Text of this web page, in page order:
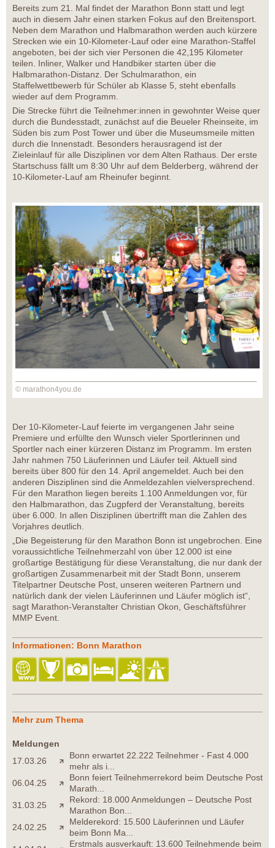
Bereits zum 21. Mal findet der Marathon Bonn statt und legt
auch in diesem Jahr einen starken Fokus auf den Breitensport.
Neben dem Marathon und Halbmarathon werden auch kürzere
Strecken wie ein 10-Kilometer-Lauf oder eine Marathon-Staffel
angeboten, bei der sich vier Personen die 42,195 Kilometer
teilen. Inliner, Walker und Handbiker starten über die
Halbmarathon-Distanz. Der Schulmarathon, ein
Staffelwettbewerb für Schüler ab Klasse 5, steht ebenfalls
wieder auf dem Programm.
Die Strecke führt die Teilnehmer:innen in gewohnter Weise quer
durch die Bundesstadt, zunächst auf die Beueler Rheinseite, im
Süden bis zum Post Tower und über die Museumsmeile mitten
durch die Innenstadt. Besonders herausragend ist der
Zieleinlauf für alle Disziplinen vor dem Alten Rathaus. Der erste
Startschuss fällt um 8:30 Uhr auf dem Belderberg, während der
10-Kilometer-Lauf am Rheinufer beginnt.
© marathon4you.de
Der 10-Kilometer-Lauf feierte im vergangenen Jahr seine
Premiere und erfüllte den Wunsch vieler Sportlerinnen und
Sportler nach einer kürzeren Distanz im Programm. Im ersten
Jahr nahmen 750 Läuferinnen und Läufer teil. Aktuell sind
bereits über 800 für den 14. April angemeldet. Auch bei den
anderen Disziplinen sind die Anmeldezahlen vielversprechend.
Für den Marathon liegen bereits 1.100 Anmeldungen vor, für
den Halbmarathon, das Zugpferd der Veranstaltung, bereits
über 6.000. In allen Disziplinen übertrifft man die Zahlen des
Vorjahres deutlich.
„Die Begeisterung für den Marathon Bonn ist ungebrochen. Eine
voraussichtliche Teilnehmerzahl von über 12.000 ist eine
großartige Bestätigung für diese Veranstaltung, die nur dank der
großartigen Zusammenarbeit mit der Stadt Bonn, unserem
Titelpartner Deutsche Post, unseren weiteren Partnern und
natürlich dank der vielen Läuferinnen und Läufer möglich ist“,
sagt Marathon-Veranstalter Christian Okon, Geschäftsführer
MMP Event.
Informationen: Bonn Marathon
Mehr zum Thema
Meldungen
17.03.26
Bonn erwartet 22.222 Teilnehmer - Fast 4.000
mehr als i...
06.04.25
Bonn feiert Teilnehmerrekord beim Deutsche Post
Marath...
31.03.25
Rekord: 18.000 Anmeldungen – Deutsche Post
Marathon Bon...
24.02.25
Melderekord: 15.500 Läuferinnen und Läufer
beim Bonn Ma...
Erstmals ausverkauft: 13.600 Teilnehmende beim